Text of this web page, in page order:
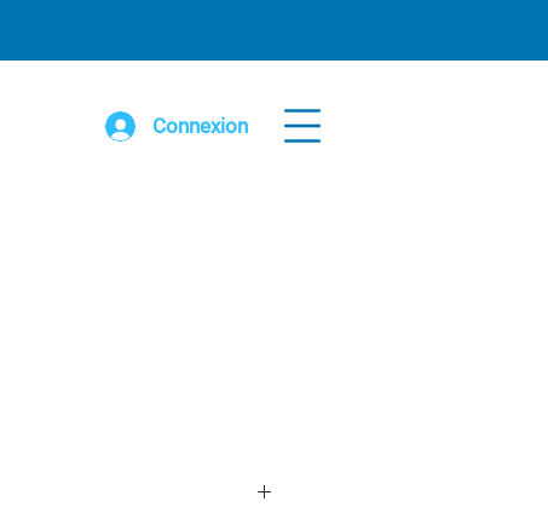
Connexion